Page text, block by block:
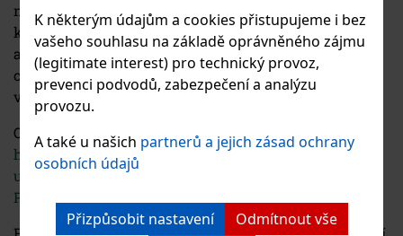
K některým údajům a cookies přistupujeme i bez
vašeho souhlasu na základě oprávněného zájmu
(legitimate interest) pro technický provoz,
prevenci podvodů, zabezpečení a analýzu
provozu.
A také u našich partnerů a jejich zásad ochrany
osobních údajů
Přizpůsobit nastavení Odmítnout vše
nichž zveřejňujeme informace o dění ve škole,
koncertech, vystoupeních, projektech a dalších
aktivitách žáků. Stránky mají rovněž prezentační
charakter a slouží k přiblížení života školy širší
veřejnosti.
Odkaz na facebookové stránky školy:
https://www.facebook.com/people/Fakultni-zakladni-
umelecka-skola-Hudebni-a-tanecni-fakulty-AMU-v-
Praze/61574825938297/